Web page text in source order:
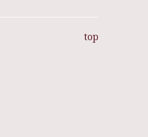
top